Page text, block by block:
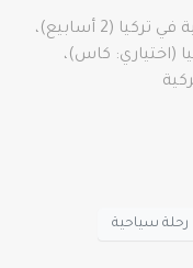
خطة سياحية في تركيا، خط رحلة سياحية في تركيا (2 أسابيع)،
(اختياري: كاس)،
رحلة سياحية